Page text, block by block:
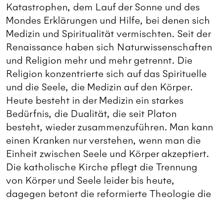
Katastrophen, dem Lauf der Sonne und des
Mondes Erklärungen und Hilfe, bei denen sich
Medizin und Spiritualität vermischten. Seit der
Renaissance haben sich Naturwissenschaften
und Religion mehr und mehr getrennt. Die
Religion konzentrierte sich auf das Spirituelle
und die Seele, die Medizin auf den Körper.
Heute besteht in der Medizin ein starkes
Bedürfnis, die Dualität, die seit Platon
besteht, wieder zusammenzuführen. Man kann
einen Kranken nur verstehen, wenn man die
Einheit zwischen Seele und Körper akzeptiert.
Die katholische Kirche pflegt die Trennung
von Körper und Seele leider bis heute,
dagegen betont die reformierte Theologie die